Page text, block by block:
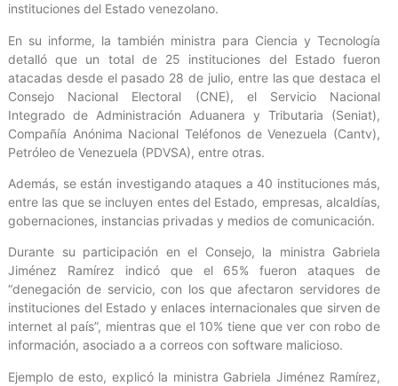
instituciones del Estado venezolano.
En su informe, la también ministra para Ciencia y Tecnología
detalló que un total de 25 instituciones del Estado fueron
atacadas desde el pasado 28 de julio, entre las que destaca el
Consejo Nacional Electoral (CNE), el Servicio Nacional
Integrado de Administración Aduanera y Tributaria (Seniat),
Compañía Anónima Nacional Teléfonos de Venezuela (Cantv),
Petróleo de Venezuela (PDVSA), entre otras.
Además, se están investigando ataques a 40 instituciones más,
entre las que se incluyen entes del Estado, empresas, alcaldías,
gobernaciones, instancias privadas y medios de comunicación.
Durante su participación en el Consejo, la ministra Gabriela
Jiménez Ramírez indicó que el 65% fueron ataques de
“denegación de servicio, con los que afectaron servidores de
instituciones del Estado y enlaces internacionales que sirven de
internet al país”, mientras que el 10% tiene que ver con robo de
información, asociado a a correos con software malicioso.
Ejemplo de esto, explicó la ministra Gabriela Jiménez Ramírez,